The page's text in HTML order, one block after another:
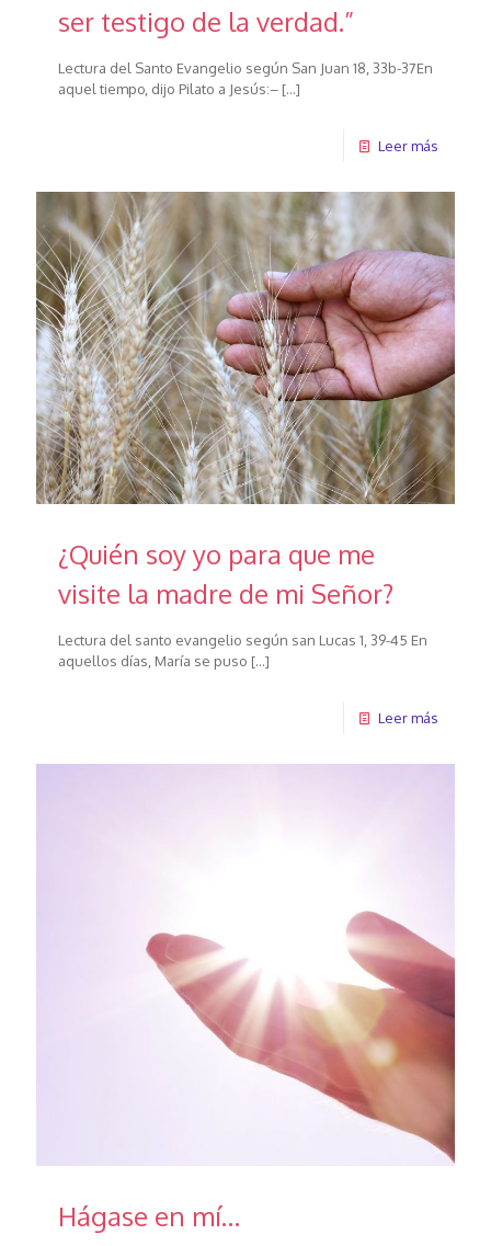
ser testigo de la verdad.”
Lectura del Santo Evangelio según San Juan 18, 33b-37En
aquel tiempo, dijo Pilato a Jesús:– […]
Leer más
¿Quién soy yo para que me
visite la madre de mi Señor?
Lectura del santo evangelio según san Lucas 1, 39-45 En
aquellos días, María se puso […]
Leer más
Hágase en mí…